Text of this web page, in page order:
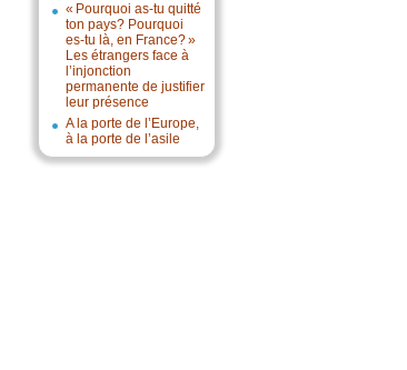
« Pourquoi as-tu quitté
ton pays? Pourquoi
es-tu là, en France? »
Les étrangers face à
l’injonction
permanente de justifier
leur présence
A la porte de l’Europe,
à la porte de l’asile